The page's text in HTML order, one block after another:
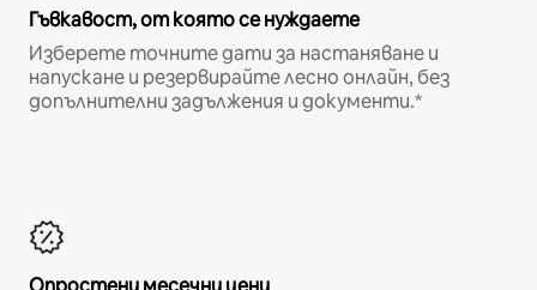
Гъвкавост, от която се нуждаете
Изберете точните дати за настаняване и
напускане и резервирайте лесно онлайн, без
допълнителни задължения и документи.*